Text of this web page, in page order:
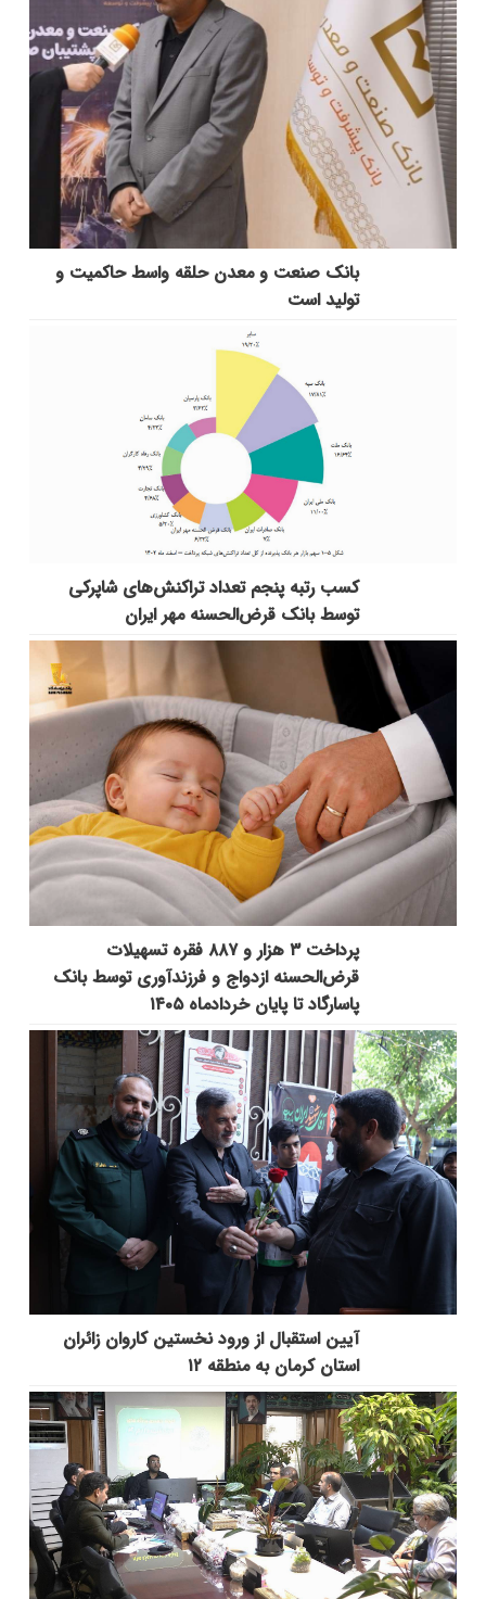
بانك صنعت و معدن حلقه واسط حاكمیت و
تولید است
کسب رتبه پنجم تعداد تراکنش‌های شاپرکی
توسط بانک قرض‌الحسنه مهر ایران
پرداخت ۳ هزار و ۸۸۷ فقره تسهیلات
قرض‌الحسنه ازدواج و فرزندآوری توسط بانک
پاسارگاد تا پایان خردادماه ۱۴۰۵
آیین استقبال از ورود نخستین کاروان زائران
استان کرمان به منطقه ۱۲